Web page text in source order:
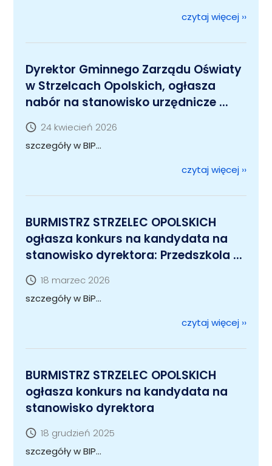
czytaj więcej ››
Dyrektor Gminnego Zarządu Oświaty
w Strzelcach Opolskich, ogłasza
nabór na stanowisko urzędnicze ...
24 kwiecień 2026
szczegóły w BIP...
czytaj więcej ››
BURMISTRZ STRZELEC OPOLSKICH
ogłasza konkurs na kandydata na
stanowisko dyrektora: Przedszkola ...
18 marzec 2026
szczegóły w BiP...
czytaj więcej ››
BURMISTRZ STRZELEC OPOLSKICH
ogłasza konkurs na kandydata na
stanowisko dyrektora
18 grudzień 2025
szczegóły w BIP...